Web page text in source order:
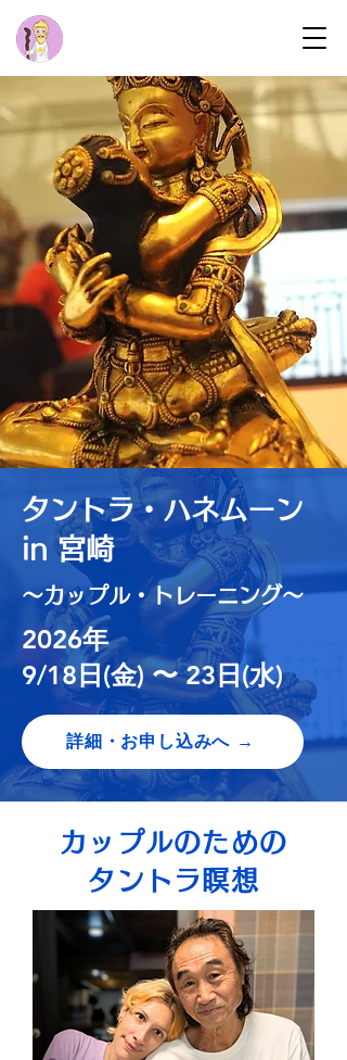
タントラ・ハネムーン
in 宮崎
〜カップル・トレーニング〜
2026年
9/18日(金) 〜 23日(水)
詳細・お申し込みへ →
カップルのための
タントラ瞑想